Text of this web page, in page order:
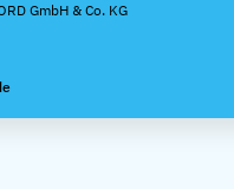
GmbH & Co. KG